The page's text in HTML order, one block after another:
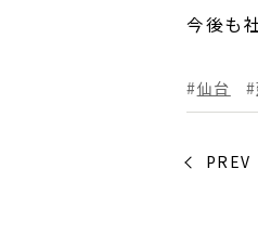
今後も
仙台
PREV